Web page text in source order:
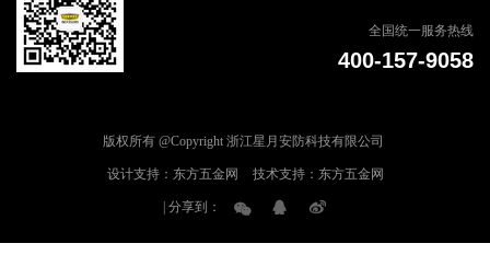
全国统一服务热线
400-157-9058
版权所有 @Copyright 浙江星月安防科技有限公司
设计支持：东方五金网 技术支持：东方五金网
| 分享到：